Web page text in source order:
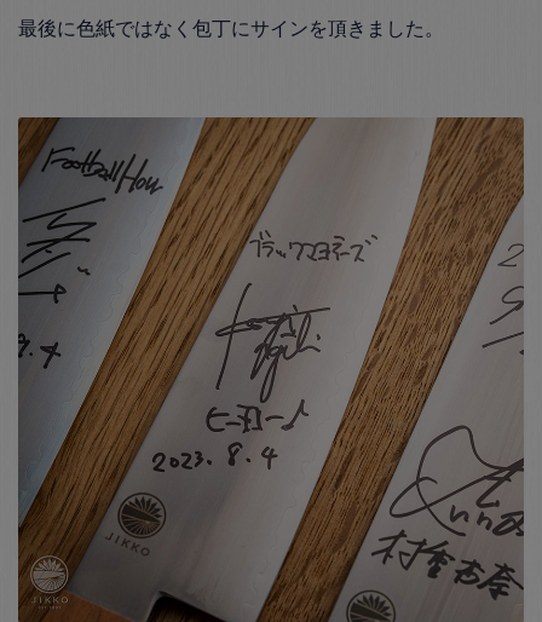
最後に色紙ではなく包丁にサインを頂きました。